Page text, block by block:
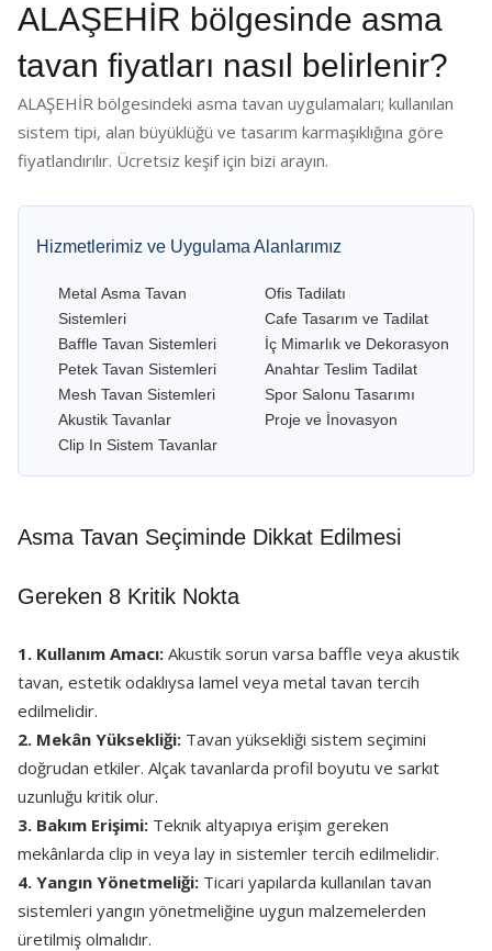
ALAŞEHİR bölgesinde asma
tavan fiyatları nasıl belirlenir?
ALAŞEHİR bölgesindeki asma tavan uygulamaları; kullanılan
sistem tipi, alan büyüklüğü ve tasarım karmaşıklığına göre
fiyatlandırılır. Ücretsiz keşif için bizi arayın.
Hizmetlerimiz ve Uygulama Alanlarımız
Metal Asma Tavan
Sistemleri
Baffle Tavan Sistemleri
Petek Tavan Sistemleri
Mesh Tavan Sistemleri
Akustik Tavanlar
Clip In Sistem Tavanlar
Ofis Tadilatı
Cafe Tasarım ve Tadilat
İç Mimarlık ve Dekorasyon
Anahtar Teslim Tadilat
Spor Salonu Tasarımı
Proje ve İnovasyon
Asma Tavan Seçiminde Dikkat Edilmesi
Gereken 8 Kritik Nokta
1. Kullanım Amacı: Akustik sorun varsa baffle veya akustik
tavan, estetik odaklıysa lamel veya metal tavan tercih
edilmelidir.
2. Mekân Yüksekliği: Tavan yüksekliği sistem seçimini
doğrudan etkiler. Alçak tavanlarda profil boyutu ve sarkıt
uzunluğu kritik olur.
3. Bakım Erişimi: Teknik altyapıya erişim gereken
mekânlarda clip in veya lay in sistemler tercih edilmelidir.
4. Yangın Yönetmeliği: Ticari yapılarda kullanılan tavan
sistemleri yangın yönetmeliğine uygun malzemelerden
üretilmiş olmalıdır.